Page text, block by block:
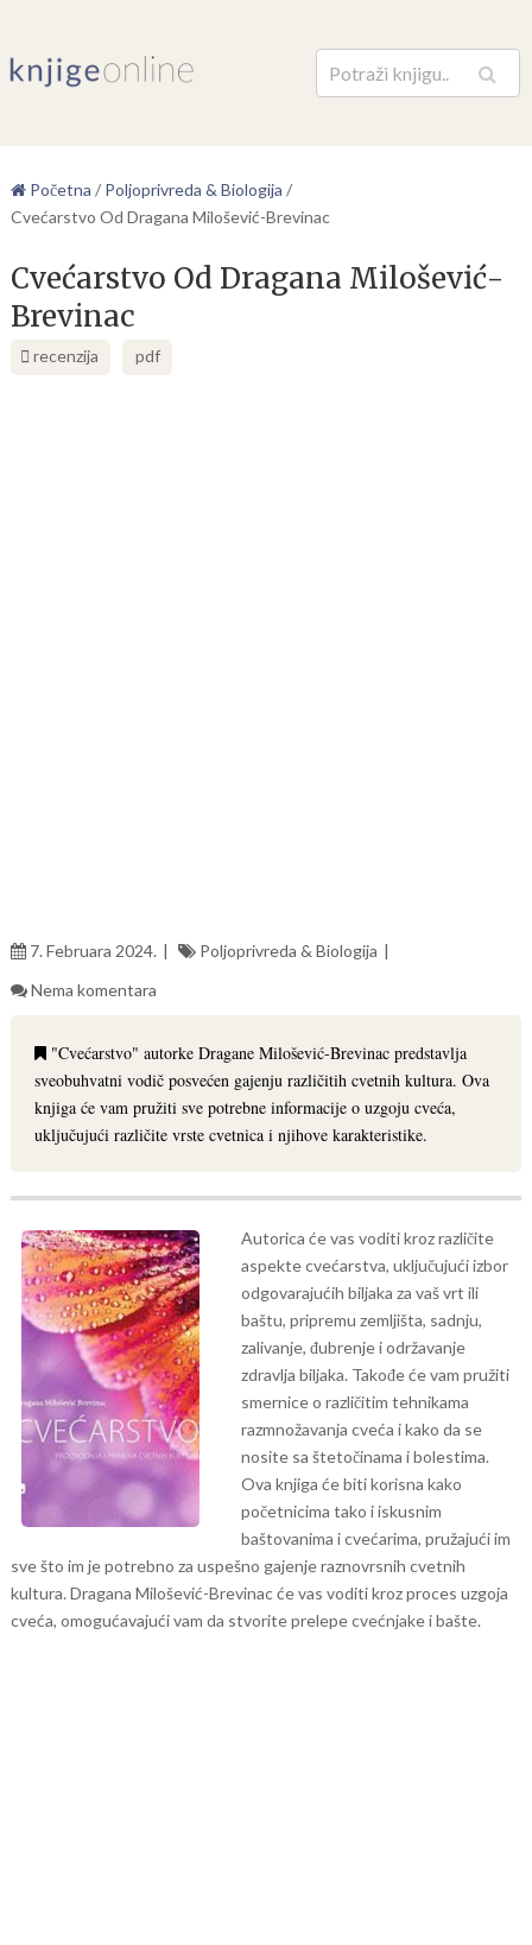
Pretraga
Početna / Poljoprivreda & Biologija /
Cvećarstvo Od Dragana Milošević-Brevinac
Cvećarstvo Od Dragana Milošević-
Brevinac
recenzija pdf
7. Februara 2024.
Poljoprivreda & Biologija
Nema komentara
"Cvećarstvo" autorke Dragane Milošević-Brevinac predstavlja
sveobuhvatni vodič posvećen gajenju različitih cvetnih kultura. Ova
knjiga će vam pružiti sve potrebne informacije o uzgoju cveća,
uključujući različite vrste cvetnica i njihove karakteristike.
Autorica će vas voditi kroz različite
aspekte cvećarstva, uključujući izbor
odgovarajućih biljaka za vaš vrt ili
baštu, pripremu zemljišta, sadnju,
zalivanje, đubrenje i održavanje
zdravlja biljaka. Takođe će vam pružiti
smernice o različitim tehnikama
razmnožavanja cveća i kako da se
nosite sa štetočinama i bolestima.
Ova knjiga će biti korisna kako
početnicima tako i iskusnim
baštovanima i cvećarima, pružajući im
sve što im je potrebno za uspešno gajenje raznovrsnih cvetnih
kultura. Dragana Milošević-Brevinac će vas voditi kroz proces uzgoja
cveća, omogućavajući vam da stvorite prelepe cvećnjake i bašte.